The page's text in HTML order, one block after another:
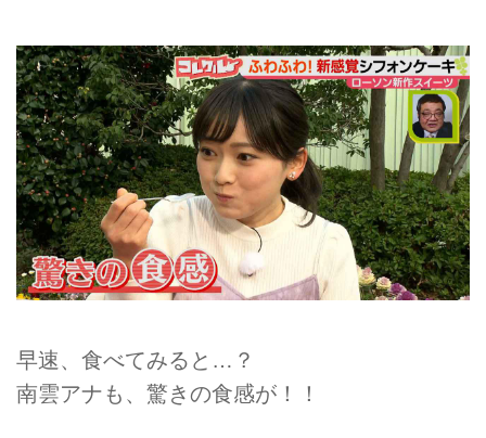
早速、食べてみると…？
南雲アナも、驚きの食感が！！